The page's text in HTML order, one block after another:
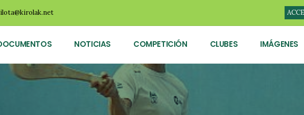
NOTICIAS COMPETICIÓN CLUBES IMÁGENES